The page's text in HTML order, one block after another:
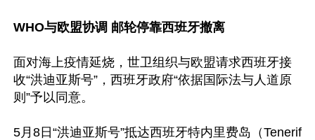
WHO与欧盟协调 邮轮停靠西班牙撤离
面对海上疫情延烧，世卫组织与欧盟请求西班牙接
收“洪迪亚斯号”，西班牙政府“依据国际法与人道原
则”予以同意。
5月8日“洪迪亚斯号”抵达西班牙特内里费岛（Tenerif